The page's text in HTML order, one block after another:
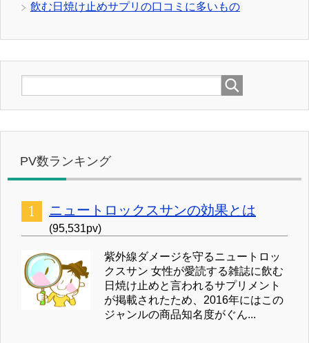
飲む日焼け止めサプリの口コミに多いもの
PV数ランキング
ニュートロックスサンの効果とは
(95,531pv)
紫外線ダメージを守るニュートロッ
クスサン 女性が愛読する雑誌に飲む
日焼け止めと言われるサプリメント
が掲載されたため、2016年にはこの
ジャンルの商品知名度がぐん...